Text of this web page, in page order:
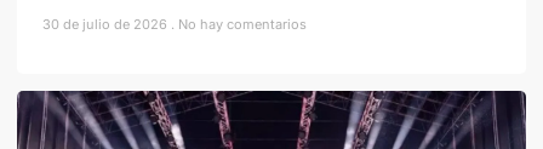
30 de julio de 2026 No hay comentarios